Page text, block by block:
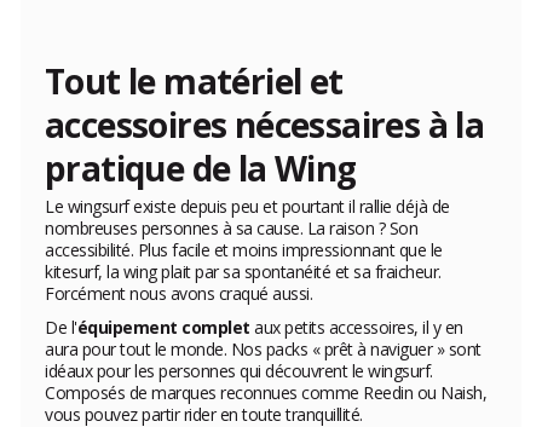
Tout le matériel et
accessoires nécessaires à la
pratique de la Wing
Le wingsurf existe depuis peu et pourtant il rallie déjà de
nombreuses personnes à sa cause. La raison ? Son
accessibilité. Plus facile et moins impressionnant que le
kitesurf, la wing plait par sa spontanéité et sa fraicheur.
Forcément nous avons craqué aussi.
De l'équipement complet aux petits accessoires, il y en
aura pour tout le monde. Nos packs « prêt à naviguer » sont
idéaux pour les personnes qui découvrent le wingsurf.
Composés de marques reconnues comme Reedin ou Naish,
vous pouvez partir rider en toute tranquillité.